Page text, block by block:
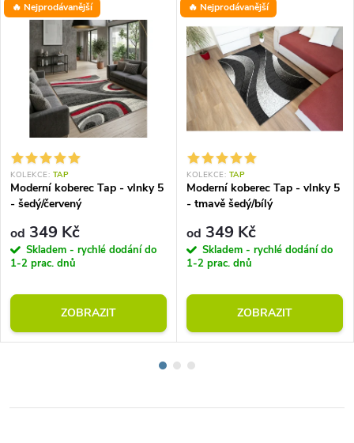
🔥 Nejprodávanější
KOLEKCE: TAP
Moderní koberec Tap - vlnky 5
- šedý/červený
od 349 Kč
Skladem - rychlé dodání do
1-2 prac. dnů
ZOBRAZIT
🔥 Nejprodávanější
KOLEKCE: TAP
Moderní koberec Tap - vlnky 5
- tmavě šedý/bílý
od 349 Kč
Skladem - rychlé dodání do
1-2 prac. dnů
ZOBRAZIT